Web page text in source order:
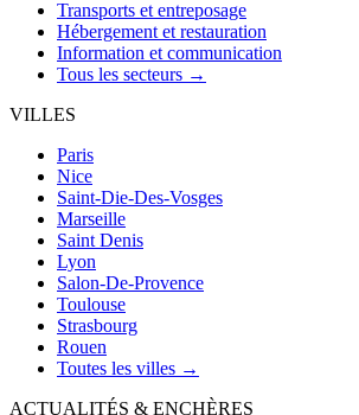
Transports et entreposage
Hébergement et restauration
Information et communication
Tous les secteurs →
VILLES
Paris
Nice
Saint-Die-Des-Vosges
Marseille
Saint Denis
Lyon
Salon-De-Provence
Toulouse
Strasbourg
Rouen
Toutes les villes →
ACTUALITÉS & ENCHÈRES